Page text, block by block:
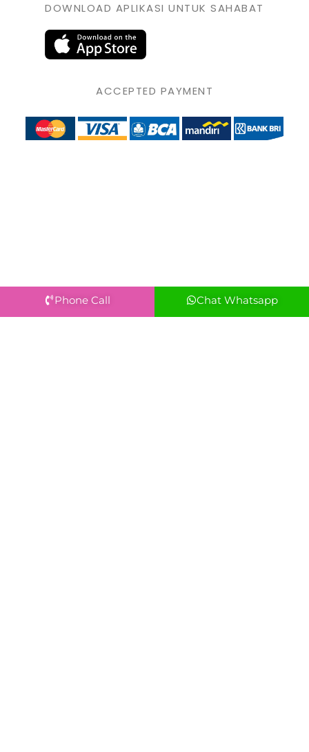
DOWNLOAD APLIKASI UNTUK SAHABAT
ACCEPTED PAYMENT
Phone Call Chat Whatsapp